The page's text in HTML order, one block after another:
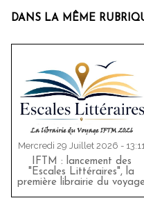
DANS LA MÊME
Mercredi 29 Juillet 2026 -
IFTM : lancement des
"Escales Littéraires", la
première librairie du